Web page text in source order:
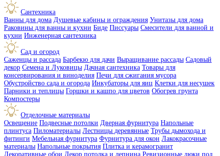
Сантехника
Ванны для дома Душевые кабины и ограждения Унитазы для дома
Раковины для ванны и кухни Биде Писсуары Смесители для ванной и
кухни Инженерная сантехника
Сад и огород
Саженцы и рассада Барбекю для дачи Выращивание рассады Садовый
декор Семена и Луковицы Дачная сантехника Товары для
консервирования и виноделия Печи для сжигания мусора
Обустройство сада и огорода Инкубаторы для яиц Клетки для несушек
Парники и теплицы Горшки и кашпо для цветов Обогрев грунта
Компостеры
Отделочные материалы
Освещение Подвесные потолки Дверная фурнитура Напольные
плинтуса Пиломатериалы Лестницы деревянные Трубы дымохода и
фитинги Мебельная фурнитура Фурнитура для окон Лакокрасочные
материалы Напольные покрытия Плитка и керамогранит
Декоративные обои Декор потолка и лепнина Ревизионные люки под